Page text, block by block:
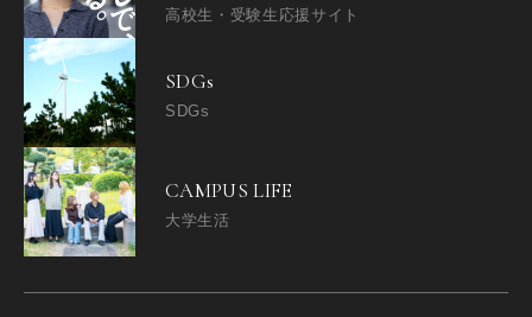
高校生・受験生応援サイト
SDGs
SDGs
CAMPUS LIFE
大学生活